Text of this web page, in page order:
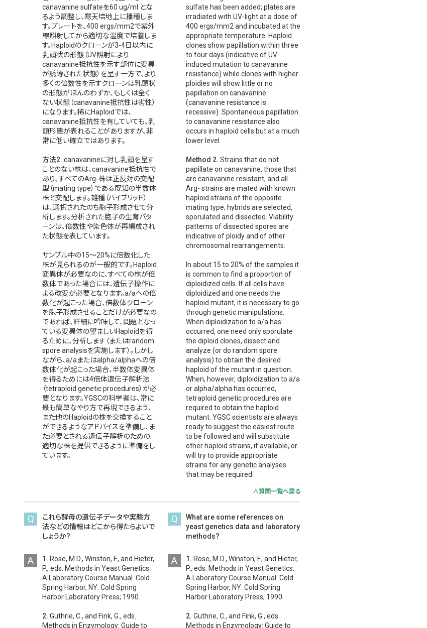
canavanine sulfateを60 ug/ml とな
るよう調整し、寒天培地上に播種しま
す。プレートを、400 ergs/mm2で紫外
線照射してから適切な温度で培養しま
す。Haploidのクローンが3-4日以内に
乳頭状の形態（UV照射により
canavanine抵抗性を示す部位に変異
が誘導された状態）を呈す一方で、より
多くの倍数性を示すクローンは乳頭状
の形態がほんのわずか、もしくは全く
ない状態（canavanine抵抗性は劣性）
になります。稀にHaploidでは、
canavanine抵抗性を有していても、乳
頭形態が表れることがありますが、非
常に低い確立ではあります。
方法2. canavanineに対し乳頭を呈す
ことのない株は、canavanine抵抗性で
あり、すべてのArg-株は正反対の交配
型（mating type）である既知の半数体
株と交配します。雑種（ハイブリッド）
は、選択されたのち胞子形成させて分
析します。分析された胞子の生育パタ
ーンは、倍数性や染色体が再編成され
た状態を表しています。
サンプル中の15～20%に倍数化した
株が見られるのが一般的です。Haploid
変異体が必要なのに、すべての株が倍
数体であった場合には、遺伝子操作に
よる改変が必要となります。a/aへの倍
数化が起こった場合、倍数体クローン
を胞子形成させることだけが必要なの
であれば、詳細に吟味して、問題となっ
ている変異体の望ましいHaploidを得
るために、分析します（またはrandom
spore analysisを実施します）。しかし
ながら、a/aまたはalpha/alphaへの倍
数体化が起こった場合、半数体変異体
を得るためには4倍体遺伝子解析法
（tetraploid genetic procedures）が必
要となります。YGSCの科学者は、常に
最も簡単なやり方で再現できるよう、
また他のHaploidの株を交換すること
ができるようなアドバイスを準備し、ま
た必要とされる遺伝子解析のための
適切な株を提供できるように準備をし
ています。
sulfate has been added; plates are
irradiated with UV-light at a dose of
400 ergs/mm2 and incubated at the
appropriate temperature. Haploid
clones show papillation within three
to four days (indicative of UV-
induced mutation to canavanine
resistance) while clones with higher
ploidies will show little or no
papillation on canavanine
(canavanine resistance is
recessive). Spontaneous papillation
to canavanine resistance also
occurs in haploid cells but at a much
lower level.
Method 2. Strains that do not
papillate on canavanine, those that
are canavanine resistant, and all
Arg- strains are mated with known
haploid strains of the opposite
mating type; hybrids are selected,
sporulated and dissected. Viability
patterns of dissected spores are
indicative of ploidy and of other
chromosomal rearrangements.
In about 15 to 20% of the samples it
is common to find a proportion of
diploidized cells. If all cells have
diploidized and one needs the
haploid mutant, it is necessary to go
through genetic manipulations.
When diploidization to a/a has
occurred, one need only sporulate
the diploid clones, dissect and
analyze (or do random spore
analysis) to obtain the desired
haploid of the mutant in question.
When, however, diploidization to a/a
or alpha/alpha has occurred,
tetraploid genetic procedures are
required to obtain the haploid
mutant. YGSC scientists are always
ready to suggest the easiest route
to be followed and will substitute
other haploid strains, if available, or
will try to provide appropriate
strains for any genetic analyses
that may be required.
∧質問一覧へ戻る
Q
これら酵母の遺伝子データや実験方
法などの情報はどこから得たらよいで
しょうか?
A 1. Rose, M.D., Winston, F., and Hieter,
P., eds. Methods in Yeast Genetics:
A Laboratory Course Manual. Cold
Spring Harbor, NY: Cold Spring
Harbor Laboratory Press; 1990.
2. Guthrie, C., and Fink, G., eds.
Methods in Enzymology: Guide to
Q
What are some references on
yeast genetics data and laboratory
methods?
A 1. Rose, M.D., Winston, F., and Hieter,
P., eds. Methods in Yeast Genetics:
A Laboratory Course Manual. Cold
Spring Harbor, NY: Cold Spring
Harbor Laboratory Press; 1990.
2. Guthrie, C., and Fink, G., eds.
Methods in Enzymology: Guide to